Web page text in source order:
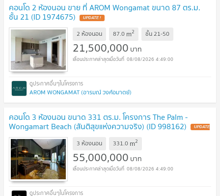
คอนโด 2 ห้องนอน ขาย ที่ AROM Wongamat ขนาด 87 ตร.ม.
ชั้น 21 (ID 1974675) UPDATE !
2 ห้องนอน 87.0 m2 ชั้น21-50
21,500,000 บาท
08/08/2026 4:49:00
AROM WONGAMAT (อารมณ์ วงศ์อมาตย์)
คอนโด 3 ห้องนอน ขนาด 331 ตร.ม. โครงการ The Palm -
Wongamart Beach (สันติสุขแห่งความจริง) (ID 998162) UPDATE
!
3 ห้องนอน 331.0 m2
55,000,000 บาท
08/08/2026 4:49:00